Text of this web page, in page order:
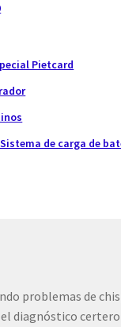
Pietcard
de carga de
problemas de
diagnóstico